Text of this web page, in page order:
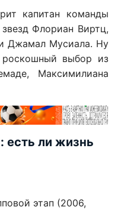
капитан команды
Флориан Виртц,
Джамал Мусиала. Ну
выбор из
Максимилиана
есть ли жизнь
этап (2006,